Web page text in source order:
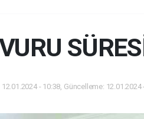
- 10:38, Güncelleme: 12.01.2024